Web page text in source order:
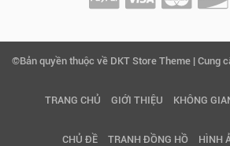
©Bản quyền thuộc về DKT Store Theme | Cung
TRANG CHỦ GIỚI THIỆU KHÔNG
CHỦ ĐỀ TRANH ĐỒNG HỒ HÌNH